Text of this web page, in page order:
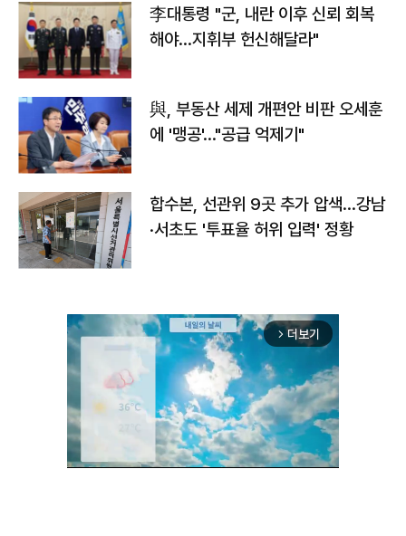
李대통령 "군, 내란 이후 신뢰 회복
해야…지휘부 헌신해달라"
與, 부동산 세제 개편안 비판 오세훈
에 '맹공'…"공급 억제기"
합수본, 선관위 9곳 추가 압색…강남
·서초도 '투표율 허위 입력' 정황
arrow_forward_ios 더보기